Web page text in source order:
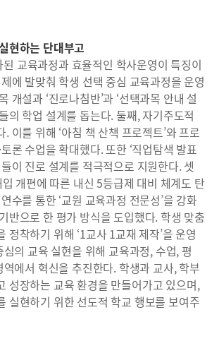
현하는 단대부고
교육과정과 효율적인 학사운영이 특징이
에 발맞춰 학생 선택 중심 교육과정을 운영
개설과 ‘진로나침반’과 ‘선택과목 안내 설
의 학업 설계를 돕는다. 둘째, 자기주도적
이를 위해 ‘아침 책 산책 프로젝트’와 프로
론 수업을 확대했다. 또한 ‘직업탐색 발표
이 진로 설계를 적극적으로 지원한다. 셋
개편에 따른 내신 5등급제 대비 체계도 탄
수를 통한 ‘교원 교육과정 전문성’을 강화
반으로 한 평가 방식을 도입했다. 학생 맞춤
정착하기 위해 ‘1교사 1교재 제작’을 운영
의 교육 실현을 위해 교육과정, 수업, 평
에서 혁신을 추진한다. 학생과 교사, 학부
성장하는 교육 환경을 만들어가고 있으며,
실현하기 위한 선도적 학교 행보를 보여주